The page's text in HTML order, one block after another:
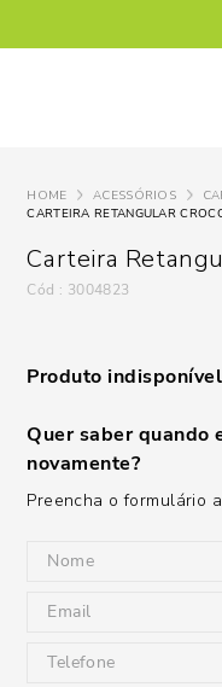
O que
ACESSÓRIOS
CARTEIRA RETANGULAR
Carteira
: 3004823
Produto indisponível
Quer saber quando
novamente?
Preencha o formulário